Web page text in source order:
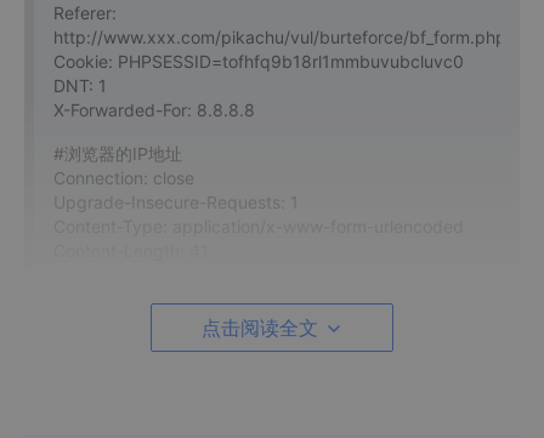
Referer:
http://www.xxx.com/pikachu/vul/burteforce/bf_form.php
Cookie: PHPSESSID=tofhfq9b18rl1mmbuvubcluvc0
DNT: 1
X-Forwarded-For: 8.8.8.8
#浏览器的IP地址
Connection: close
Upgrade-Insecure-Requests: 1
#POST数据的具体内容
点击阅读全文